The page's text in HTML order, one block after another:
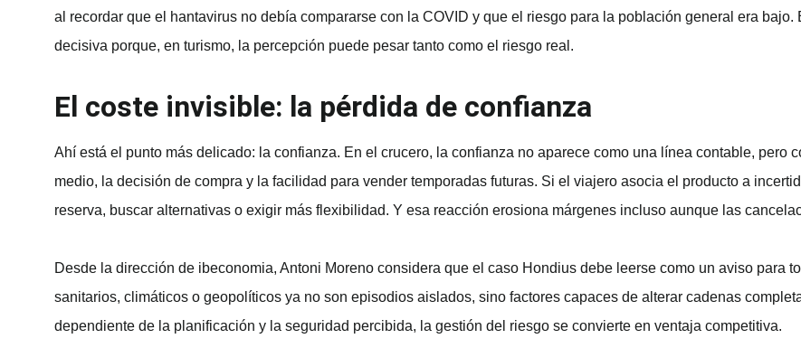
al recordar que el hantavirus no debía compararse con la COVID y que el riesgo para la población general era bajo.
decisiva porque, en turismo, la percepción puede pesar tanto como el riesgo real.
El coste invisible: la pérdida de confianza
Ahí está el punto más delicado: la confianza. En el crucero, la confianza no aparece como una línea contable, pero
medio, la decisión de compra y la facilidad para vender temporadas futuras. Si el viajero asocia el producto a
reserva, buscar alternativas o exigir más flexibilidad. Y esa reacción erosiona márgenes incluso aunque las
Desde la dirección de ibeconomia, Antoni Moreno considera que el caso Hondius debe leerse como un aviso para
sanitarios, climáticos o geopolíticos ya no son episodios aislados, sino factores capaces de alterar cadenas
dependiente de la planificación y la seguridad percibida, la gestión del riesgo se convierte en ventaja competitiva.